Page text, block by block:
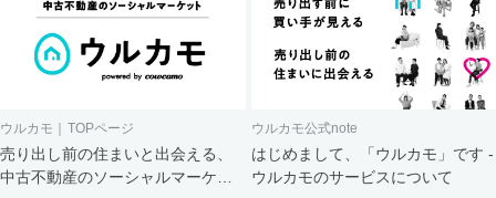
ウルカモ｜TOPページ
売り出し前の住まいと出会える、
中古不動産のソーシャルマーケッ
ウルカモ公式note
はじめまして、「ウルカモ」です -
ウルカモのサービスについて